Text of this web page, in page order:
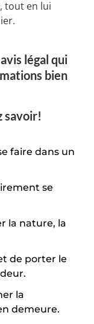
tout en lui
légal qui
bien
savoir!
faire dans un
se
la nature, la
de porter le
la
demeure.